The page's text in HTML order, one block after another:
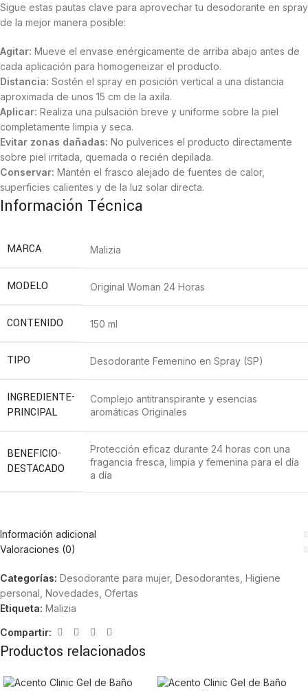
Sigue estas pautas clave para aprovechar tu desodorante en spray
de la mejor manera posible:
Agitar: Mueve el envase enérgicamente de arriba abajo antes de
cada aplicación para homogeneizar el producto.
Distancia: Sostén el spray en posición vertical a una distancia
aproximada de unos 15 cm de la axila.
Aplicar: Realiza una pulsación breve y uniforme sobre la piel
completamente limpia y seca.
Evitar zonas dañadas: No pulverices el producto directamente
sobre piel irritada, quemada o recién depilada.
Conservar: Mantén el frasco alejado de fuentes de calor,
superficies calientes y de la luz solar directa.
Información Técnica
MARCA Malizia
MODELO Original Woman 24 Horas
CONTENIDO 150 ml
TIPO Desodorante Femenino en Spray (SP)
INGREDIENTE-
PRINCIPAL
Complejo antitranspirante y esencias
aromáticas Originales
BENEFICIO-
DESTACADO
Protección eficaz durante 24 horas con una
fragancia fresca, limpia y femenina para el día
a día
Información adicional
Valoraciones (0)
Categorías: Desodorante para mujer, Desodorantes Higiene
personal Novedades Ofertas
Etiqueta: Malizia
Compartir:
Productos relacionados